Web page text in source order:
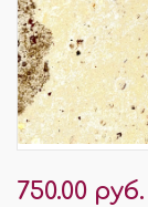
750.00 руб.